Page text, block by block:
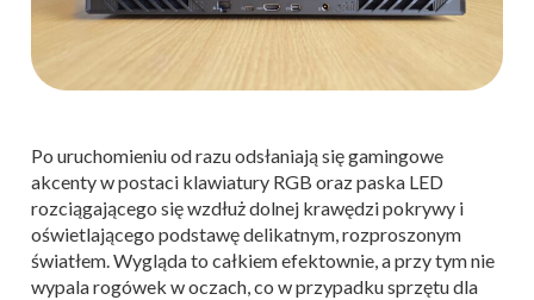
Po uruchomieniu od razu odsłaniają się gamingowe
akcenty w postaci klawiatury RGB oraz paska LED
rozciągającego się wzdłuż dolnej krawędzi pokrywy i
oświetlającego podstawę delikatnym, rozproszonym
światłem. Wygląda to całkiem efektownie, a przy tym nie
wypala rogówek w oczach, co w przypadku sprzętu dla